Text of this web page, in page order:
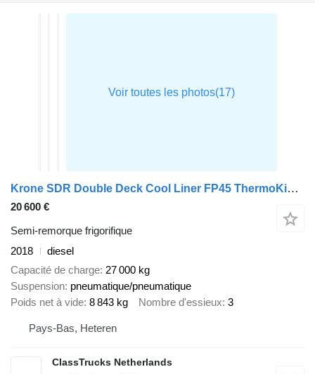
Krone SDR Double Deck Cool Liner FP45 ThermoKing SLXi 300 Lifting Axle
20 600 €
Semi-remorque frigorifique
2018
diesel
Capacité de charge 27 000 kg
Suspension pneumatique/pneumatique
Poids net à vide 8 843 kg Nombre d'essieux 3
Pays-Bas, Heteren
ClassTrucks Netherlands